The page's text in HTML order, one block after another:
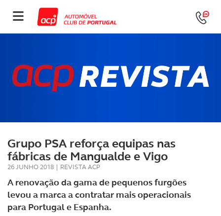
Grupo PSA reforça equipas nas
fábricas de Mangualde e Vigo
26 JUNHO 2018 | REVISTA ACP
A renovação da gama de pequenos furgões
levou a marca a contratar mais operacionais
para Portugal e Espanha.